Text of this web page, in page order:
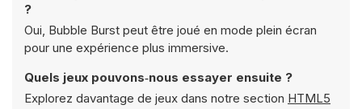
?
Oui, Bubble Burst peut être joué en mode plein écran
pour une expérience plus immersive.
Quels jeux pouvons‑nous essayer ensuite ?
Explorez davantage de jeux dans notre section HTML5